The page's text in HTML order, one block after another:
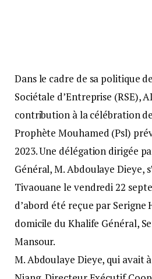
Dans le cadre de sa politique
Sociétale d’Entreprise (RSE),
contribution à la célébration
Prophète Mouhamed (Psl)
2023. Une délégation dirigée
Général, M. Abdoulaye Dieye,
Tivaouane le vendredi 22
d’abord été reçue par Serigne
domicile du Khalife Général,
Mansour.
M. Abdoulaye Dieye, qui avait